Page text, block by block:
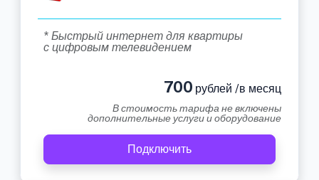
* Быстрый интернет для квартиры
с цифровым телевидением
700 рублей /в месяц
В стоимость тарифа не включены
дополнительные услуги и оборудование
Подключить